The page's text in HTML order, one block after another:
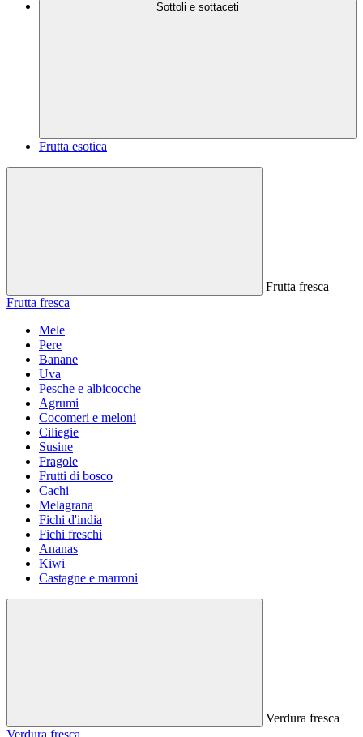
Sottoli e sottaceti
Frutta esotica
Frutta fresca
Frutta fresca
Mele
Pere
Banane
Uva
Pesche e albicocche
Agrumi
Cocomeri e meloni
Ciliegie
Susine
Fragole
Frutti di bosco
Cachi
Melagrana
Fichi d'india
Fichi freschi
Ananas
Kiwi
Castagne e marroni
Verdura fresca
Verdura fresca